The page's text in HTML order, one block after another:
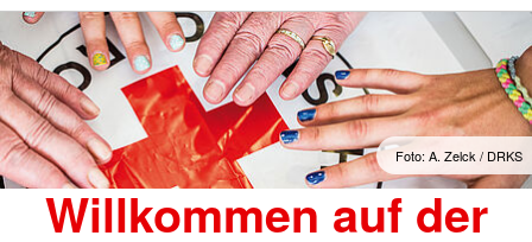
Foto: A. Zelck / DRKS
Willkommen auf der